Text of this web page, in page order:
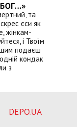
та
єси як
жінкам-
і Твоїм
подаєш
кондак
з
DEPO.UA